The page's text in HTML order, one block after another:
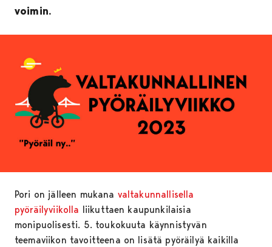
voimin.
Pori on jälleen mukana valtakunnallisella
pyöräilyviikolla liikuttaen kaupunkilaisia
monipuolisesti. 5. toukokuuta käynnistyvän
teemaviikon tavoitteena on lisätä pyöräilyä kaikilla